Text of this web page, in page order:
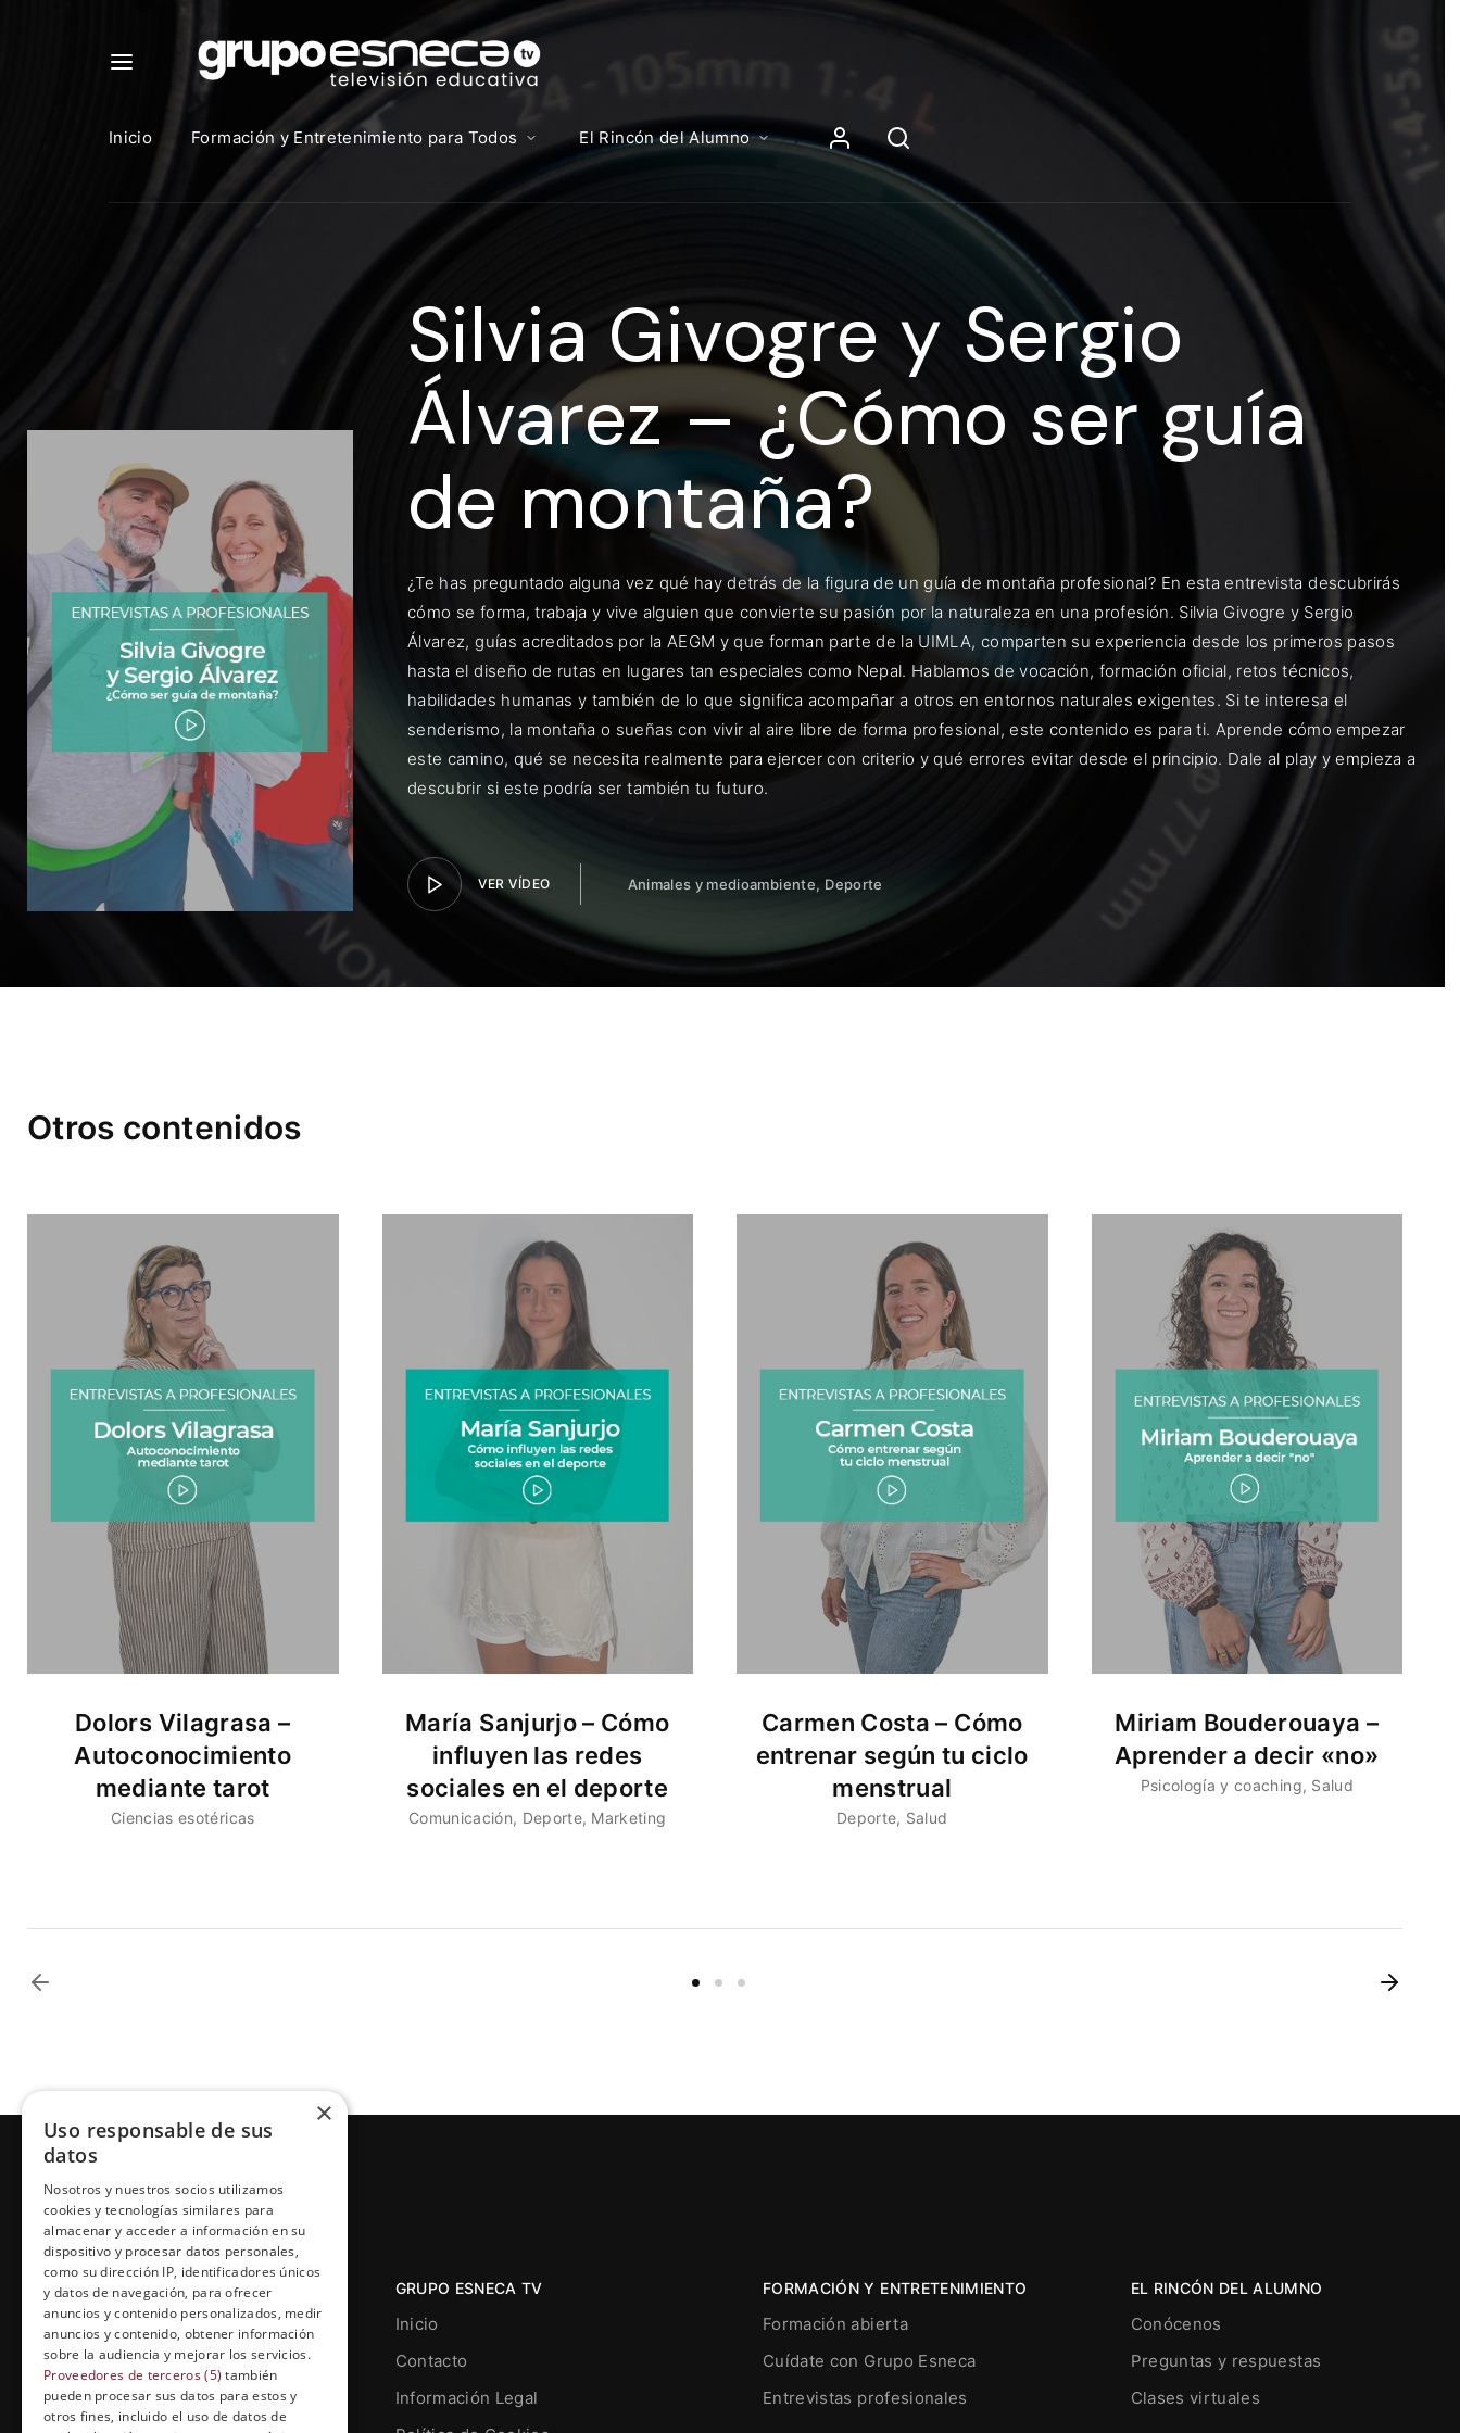
Inicio Formación y Entretenimiento para Todos El Rincón del Alumno
Silvia Givogre y Sergio
Álvarez – ¿Cómo ser guía
de montaña?
¿Te has preguntado alguna vez qué hay detrás de la figura de un guía de montaña profesional? En esta entrevista descubrirás
cómo se forma, trabaja y vive alguien que convierte su pasión por la naturaleza en una profesión. Silvia Givogre y Sergio
Álvarez, guías acreditados por la AEGM y que forman parte de la UIMLA, comparten su experiencia desde los primeros pasos
hasta el diseño de rutas en lugares tan especiales como Nepal. Hablamos de vocación, formación oficial, retos técnicos,
habilidades humanas y también de lo que significa acompañar a otros en entornos naturales exigentes. Si te interesa el
senderismo, la montaña o sueñas con vivir al aire libre de forma profesional, este contenido es para ti. Aprende cómo empezar
este camino, qué se necesita realmente para ejercer con criterio y qué errores evitar desde el principio. Dale al play y empieza a
descubrir si este podría ser también tu futuro.
VER VÍDEO Animales y medioambiente Deporte
Otros contenidos
Dolors Vilagrasa –
Autoconocimiento
mediante tarot
Ciencias esotéricas
María Sanjurjo – Cómo
influyen las redes
sociales en el deporte
Comunicación Deporte Marketing
Carmen Costa – Cómo
entrenar según tu ciclo
menstrual
Deporte Salud
Miriam Bouderouaya –
Aprender a decir «no»
Psicología y coaching Salud
Grupo Esneca TV
GRUPO ESNECA TV
Inicio
Contacto
Información Legal
FORMACIÓN Y ENTRETENIMIENTO
Formación abierta
Cuídate con Grupo Esneca
Entrevistas profesionales
EL RINCÓN DEL ALUMNO
Conócenos
Preguntas y respuestas
Clases virtuales
Contenidos, programas y recursos educativos de Grupo Esneca TV
Iniciar Sesión
Para iniciar sesión debes introducir el mismo usuario y contraseña
https://elcampusonline.com
Dirección de correo electrónico
Contraseña
Recuérdame
×
Uso responsable de sus
datos
Nosotros y nuestros socios utilizamos
cookies y tecnologías similares para
almacenar y acceder a información en su
dispositivo y procesar datos personales,
como su dirección IP, identificadores únicos
y datos de navegación, para ofrecer
anuncios y contenido personalizados, medir
anuncios y contenido, obtener información
sobre la audiencia y mejorar los servicios.
Proveedores de terceros (5) también
pueden procesar sus datos para estos y
otros fines, incluido el uso de datos de